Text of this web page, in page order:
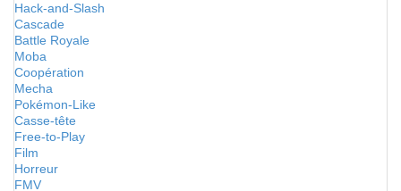
Hack-and-Slash
Cascade
Battle Royale
Moba
Coopération
Mecha
Pokémon-Like
Casse-tête
Free-to-Play
Film
Horreur
FMV